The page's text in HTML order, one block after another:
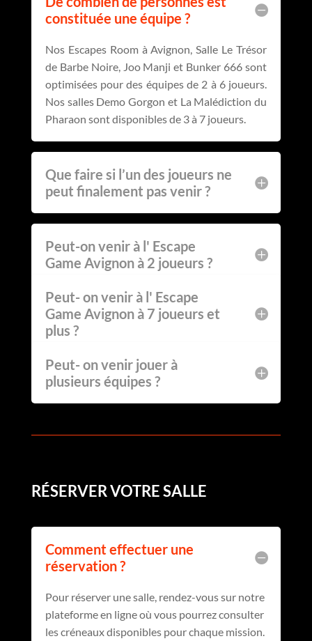
constituée une équipe ?
Nos Escapes Room à Avignon, Salle Le Trésor
de Barbe Noire, Joo Manji et Bunker 666 sont
optimisées pour des équipes de 2 à 6 joueurs.
Nos salles Demo Gorgon et La Malédiction du
Pharaon sont disponibles de 3 à 7 joueurs.
Que faire si l’un des joueurs ne
peut finalement pas venir ?
Peut-on venir à l' Escape
Game Avignon à 2 joueurs ?
Peut- on venir à l' Escape
Game Avignon à 7 joueurs et
plus ?
Peut- on venir jouer à
plusieurs équipes ?
RÉSERVER VOTRE SALLE
Comment effectuer une
réservation ?
Pour réserver une salle, rendez-vous sur notre
plateforme en ligne où vous pourrez consulter
les créneaux disponibles pour chaque mission.